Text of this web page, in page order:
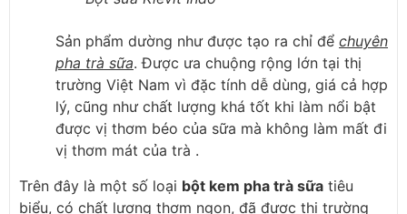
Sản phẩm dường như được tạo ra chỉ để chuyên
pha trà sữa. Được ưa chuộng rộng lớn tại thị
trường Việt Nam vì đặc tính dễ dùng, giá cả hợp
lý, cũng như chất lượng khá tốt khi làm nổi bật
được vị thơm béo của sữa mà không làm mất đi
vị thơm mát của trà .
Trên đây là một số loại bột kem pha trà sữa tiêu
biểu, có chất lượng thơm ngon, đã được thị trường